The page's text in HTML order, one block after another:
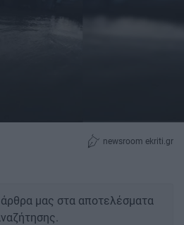
newsroom ekriti.gr
μας στα αποτελέσματα